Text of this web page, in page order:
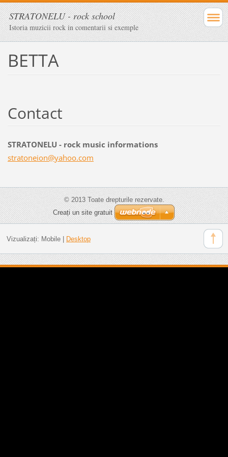
STRATONELU - rock school
Istoria muzicii rock in comentarii si exemple
BETTA
Contact
STRATONELU - rock music informations
stratoneion@yahoo.com
© 2013 Toate drepturile rezervate.
Creați un site gratuit
Vizualizați: Mobile| Desktop